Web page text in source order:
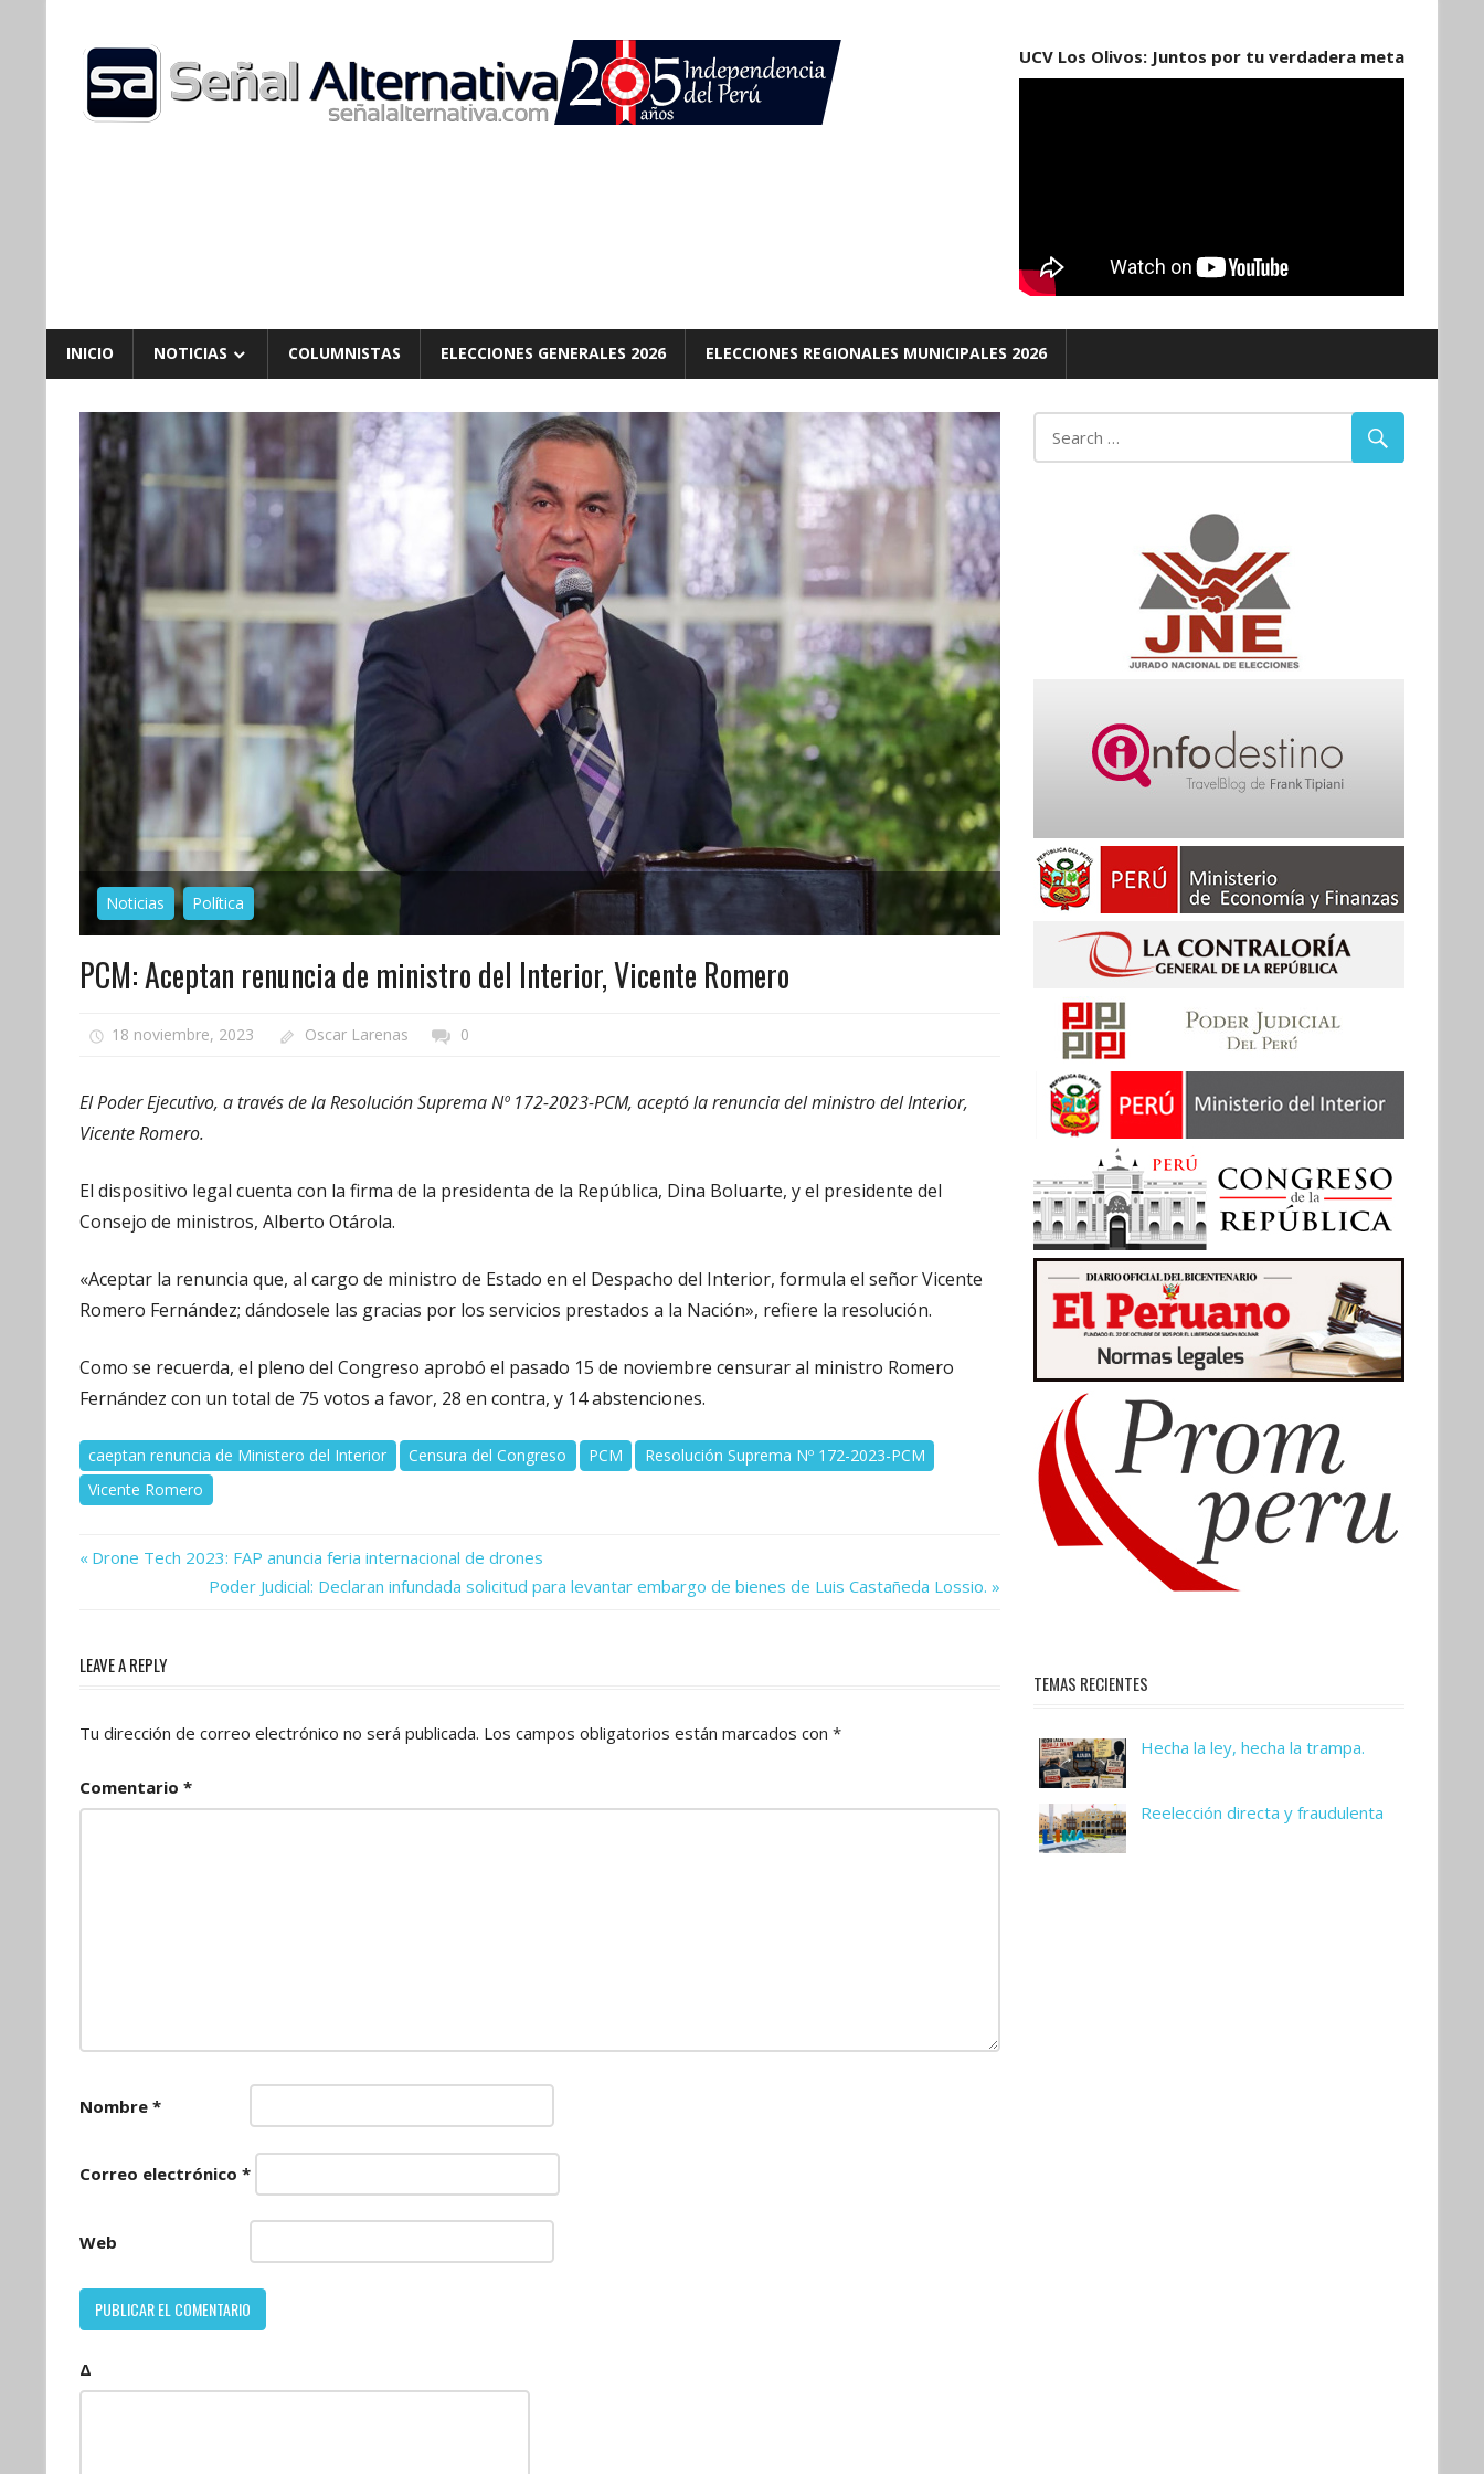
content
UCV Los Olivos: Juntos por tu verdadera meta
INICIO NOTICIAS COLUMNISTAS ELECCIONES GENERALES 2026 ELECCIONES REGIONALES MUNICIPALES 2026
Noticias Política
PCM: Aceptan renuncia de ministro del Interior, Vicente Romero
18 noviembre, 2023 Oscar Larenas 0
El Poder Ejecutivo, a través de la Resolución Suprema Nº 172-2023-PCM, aceptó la renuncia del ministro del Interior,
Vicente Romero.
El dispositivo legal cuenta con la firma de la presidenta de la República, Dina Boluarte, y el presidente del
Consejo de ministros, Alberto Otárola.
«Aceptar la renuncia que, al cargo de ministro de Estado en el Despacho del Interior, formula el señor Vicente
Romero Fernández; dándosele las gracias por los servicios prestados a la Nación», refiere la resolución.
Como se recuerda, el pleno del Congreso aprobó el pasado 15 de noviembre censurar al ministro Romero
Fernández con un total de 75 votos a favor, 28 en contra, y 14 abstenciones.
caeptan renuncia de Ministero del Interior Censura del Congreso PCM
Resolución Suprema Nº 172-2023-PCM
Vicente Romero
Navegación
entradas
Previous
Drone Tech 2023: FAP anuncia feria internacional de drones
Next
Poder Judicial: Declaran infundada solicitud para levantar embargo de bienes de Luis Castañeda Lossio.
LEAVE A REPLY
Tu dirección de correo electrónico no será publicada. Los campos obligatorios están marcados con *
Comentario *
Nombre *
Correo electrónico *
Web
Δ
TEMAS RECIENTES
Hecha la ley, hecha la trampa.
Reelección directa y fraudulenta